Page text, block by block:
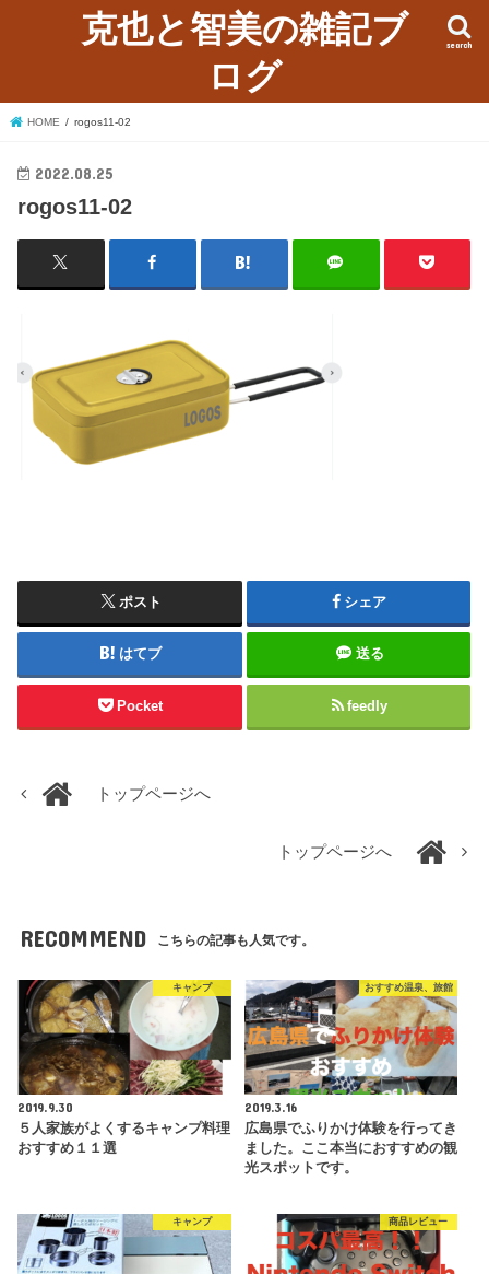
克也と智美の雑記ブ
ログ
search
HOME rogos11-02
2022.08.25
rogos11-02
ポスト シェア
はてブ 送る
Pocket feedly
トップページへ
トップページへ
RECOMMEND こちらの記事も人気です。
キャンプ
2019.9.30
５人家族がよくするキャンプ料理
おすすめ１１選
おすすめ温泉、旅館
2019.3.16
広島県でふりかけ体験を行ってき
ました。ここ本当におすすめの観
光スポットです。
キャンプ 商品レビュー